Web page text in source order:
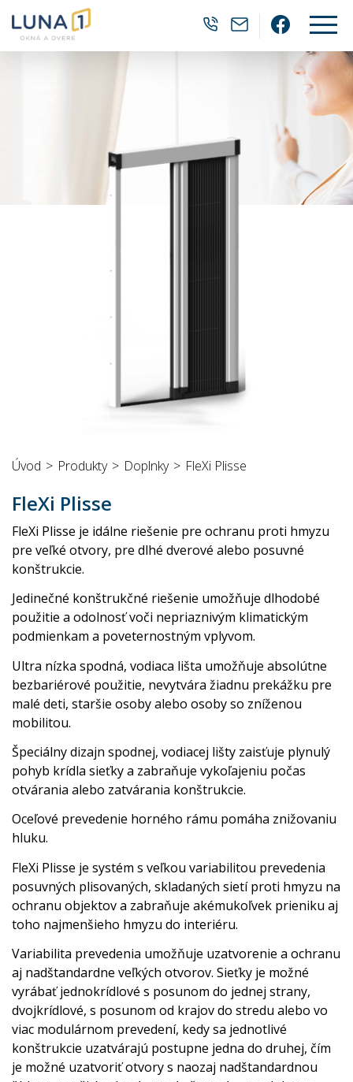
0905 382 202
Úvod Produkty Doplnky FleXi Plisse
FleXi Plisse
FleXi Plisse je idálne riešenie pre ochranu proti hmyzu
pre veľké otvory, pre dlhé dverové alebo posuvné
konštrukcie.
Jedinečné konštrukčné riešenie umožňuje dlhodobé
použitie a odolnosť voči nepriaznivým klimatickým
podmienkam a poveternostným vplyvom.
Ultra nízka spodná, vodiaca lišta umožňuje absolútne
bezbariérové použitie, nevytvára žiadnu prekážku pre
malé deti, staršie osoby alebo osoby so zníženou
mobilitou.
Špeciálny dizajn spodnej, vodiacej lišty zaisťuje plynulý
pohyb krídla sieťky a zabraňuje vykoľajeniu počas
otvárania alebo zatvárania konštrukcie.
Oceľové prevedenie horného rámu pomáha znižovaniu
hluku.
FleXi Plisse je systém s veľkou variabilitou prevedenia
posuvných plisovaných, skladaných sietí proti hmyzu na
ochranu objektov a zabraňuje akémukoľvek prieniku aj
toho najmenšieho hmyzu do interiéru.
Variabilita prevedenia umožňuje uzatvorenie a ochranu
aj nadštandardne veľkých otvorov. Sieťky je možné
vyrábať jednokrídlové s posunom do jednej strany,
dvojkrídlové, s posunom od krajov do stredu alebo vo
viac modulárnom prevedení, kedy sa jednotlivé
konštrukcie uzatvárajú postupne jedna do druhej, čím
je možné uzatvoriť otvory s naozaj nadštandardnou